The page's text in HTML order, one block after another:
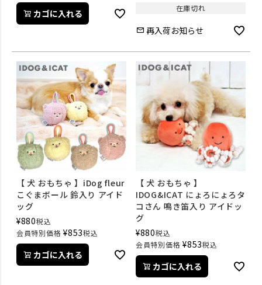
カゴに入れる
在庫切れ
再入荷お知らせ
【 犬 おもちゃ 】iDog fleur
こぐまボール 鈴入り アイド
ッグ
¥880税込
会員特別価格 ¥853税込
カゴに入れる
【 犬 おもちゃ 】
IDOG&ICAT にょろにょろタ
コさん 鳴き笛入り アイドッ
グ
¥880税込
会員特別価格 ¥853税込
カゴに入れる